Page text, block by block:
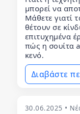
μπορεί να
Μάθετε γιατί
θέτουν σε
επιτυχημένα
πώς η σουίτα
κενό.
Διαβάστε
30.06.2025 •